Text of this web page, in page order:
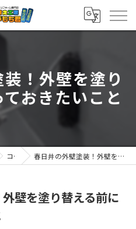
！外壁を塗り
おきたいこと
コラム 春日井の外壁塗装！外壁を塗り替える前に知っておきたいこと
壁を塗り替える前に